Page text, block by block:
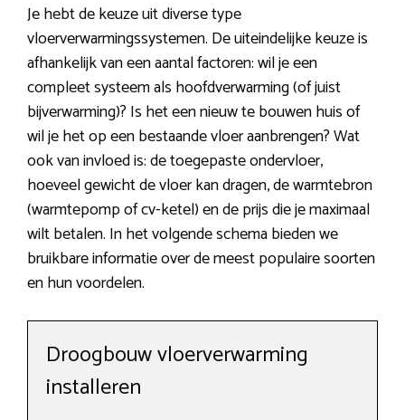
Je hebt de keuze uit diverse type
vloerverwarmingssystemen. De uiteindelijke keuze is
afhankelijk van een aantal factoren: wil je een
compleet systeem als hoofdverwarming (of juist
bijverwarming)? Is het een nieuw te bouwen huis of
wil je het op een bestaande vloer aanbrengen? Wat
ook van invloed is: de toegepaste ondervloer,
hoeveel gewicht de vloer kan dragen, de warmtebron
(warmtepomp of cv-ketel) en de prijs die je maximaal
wilt betalen. In het volgende schema bieden we
bruikbare informatie over de meest populaire soorten
en hun voordelen.
Droogbouw vloerverwarming
installeren